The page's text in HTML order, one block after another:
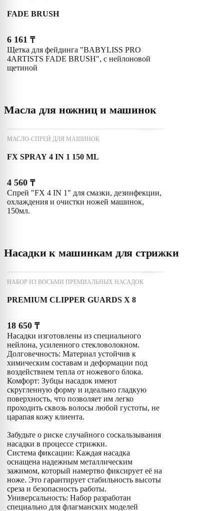
FADE BRUSH
6 161 ₸
Щетка для фейдинга "BABYLISS PRO
4ARTISTS FADE BRUSH", с нейлоновой
щетиной
Масла для ножниц и машинок
МАСЛО-СПРЕЙ ДЛЯ МАШИНОК
FX SPRAY 4 IN 1 150 ML
4 560 ₸
Спрей "FX 4 IN 1" для смазки, дезинфекции,
охлаждения и очистки ножей машинок,
150мл.
Насадки к машинкам для стрижки
НАБОР ИЗ ВОСЬМИ ПРЕМИАЛЬНЫХ НАСАДОК
PREMIUM CLIPPER GUARDS X 8
18 650 ₸
Насадки изготовлены из специального
нейлона, усиленного стекловолокном.
Долговечность: Материал устойчив к
химическим составам и деформации под
воздействием тепла от ножевого блока.
Комфорт: Зубцы насадок имеют
скругленную форму и идеально гладкую
поверхность, что позволяет им легко
проходить сквозь волосы любой густоты, не
царапая кожу клиента.
Забудьте о риске случайного соскальзывания
насадки в процессе стрижки.
Система фиксации: Каждая насадка
оснащена надежным металлическим
зажимом, который намертво фиксирует её на
ноже. Это гарантирует стабильность высоты
среза и безопасность работы.
Универсальность: Набор разработан
специально для флагманских моделей